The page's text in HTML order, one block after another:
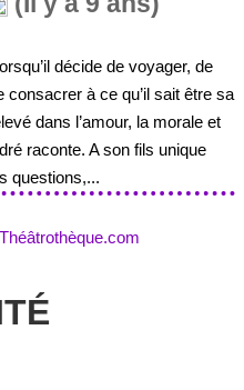
décide de voyager, de
à ce qu’il sait être sa
dans l’amour, la morale et
raconte. A son fils unique
questions,...